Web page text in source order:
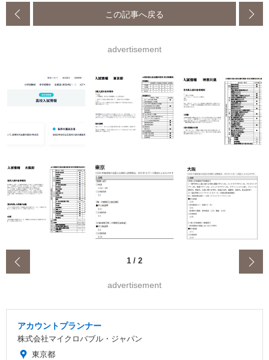
この記事へ戻る
advertisement
1 / 2
advertisement
アカウントプランナー
株式会社マイクロバブル・ジャパン
東京都